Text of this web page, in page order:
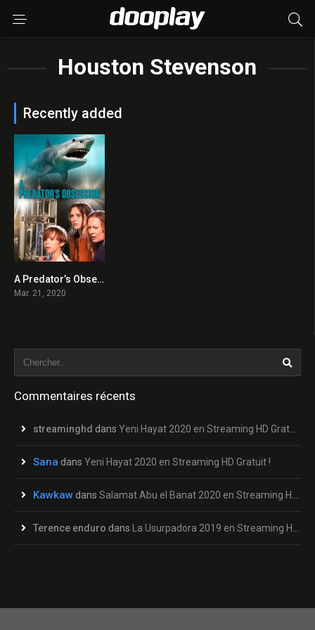
Houston Stevenson
Recently added
5.4A Predator’s Obsession 2020 en Streaming HD Gratuit !
Mar. 21, 2020
Commentaires récents
streaminghd dans Yeni Hayat 2020 en Streaming HD Gratuit !
Sana dans Yeni Hayat 2020 en Streaming HD Gratuit !
Kawkaw dans Salamat Abu el Banat 2020 en Streaming HD Gratuit !
Terence enduro dans La Usurpadora 2019 en Streaming HD Gratuit !